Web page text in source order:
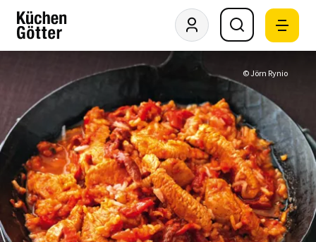
© Jörn Rynio